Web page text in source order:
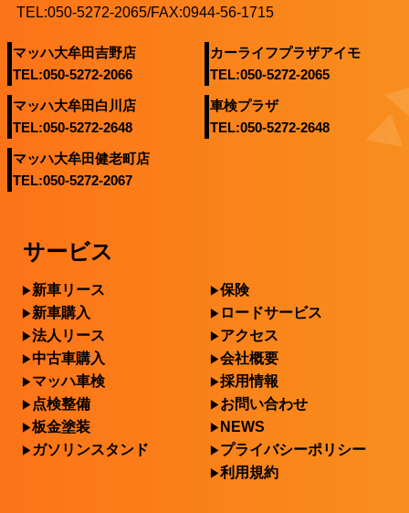
TEL:050-5272-2065/FAX:0944-56-1715
マッハ大牟田吉野店
TEL:050-5272-2066
カーライフプラザアイモ
TEL:050-5272-2065
マッハ大牟田白川店
TEL:050-5272-2648
車検プラザ
TEL:050-5272-2648
マッハ大牟田健老町店
TEL:050-5272-2067
サービス
新車リース
新車購入
法人リース
中古車購入
マッハ車検
点検整備
板金塗装
ガソリンスタンド
保険
ロードサービス
アクセス
会社概要
採用情報
お問い合わせ
NEWS
プライバシーポリシー
利用規約